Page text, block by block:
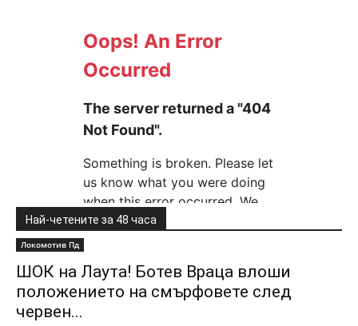
Най-четените за 48 часа
Локомотив Пд
ШОК на Лаута! Ботев Враца влоши
положението на смърфовете след
червен...